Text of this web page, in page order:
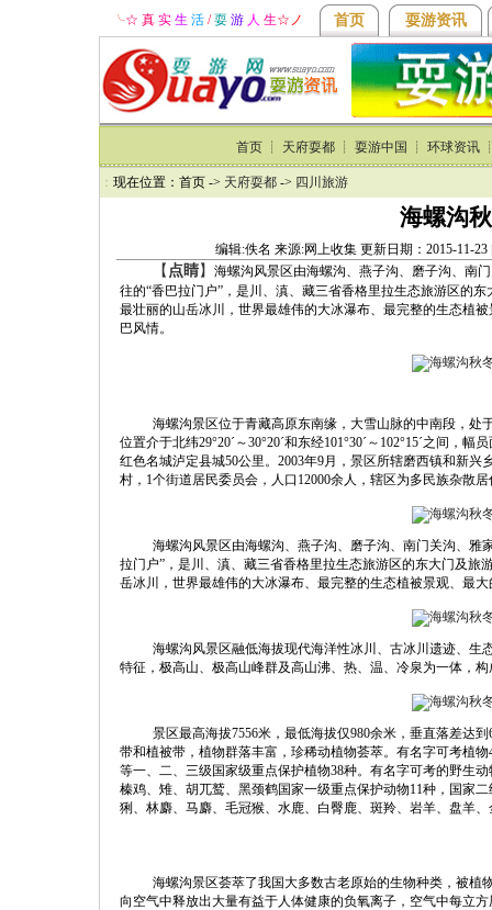
╰☆ 真 实 生 活 /耍 游人 生☆ ノ 首页 耍游资讯
首页 ┊ 天府耍都 ┊ 耍游中国 ┊ 环球资讯
： 现在位置：首页 -> 天府耍都 -> 四川旅游
海螺沟
编辑:佚名 来源:网上收集 更新日期：2015-11-
【 点睛】 海螺沟风景区由海螺沟、燕子沟、磨子沟、南
往的“香巴拉门户”，是川、滇、藏三省香格里拉生态旅游区的
最壮丽的山岳冰川，世界最雄伟的大冰瀑布、最完整的生态植
巴风情。
海螺沟景区位于青藏高原东南缘，大雪山脉的中南段，
位置介于北纬29°20´～30°20´和东经101°30´～102°15´之间，
红色名城泸定县城50公里。2003年9月，景区所辖磨西镇和新
村，1个街道居民委员会，人口12000余人，辖区为多民族杂散
海螺沟风景区由海螺沟、燕子沟、磨子沟、南门关沟、雅
拉门户”，是川、滇、藏三省香格里拉生态旅游区的东大门及
岳冰川，世界最雄伟的大冰瀑布、最完整的生态植被景观、最
海螺沟风景区融低海拔现代海洋性冰川、古冰川遗迹、
特征，极高山、极高山峰群及高山沸、热、温、冷泉为一体，
景区最高海拔7556米，最低海拔仅980余米，垂直落差达
带和植被带，植物群落丰富，珍稀动植物荟萃。有名字可考植
等一、二、三级国家级重点保护植物38种。有名字可考的野生
榛鸡、雉、胡兀鹫、黑颈鹤国家一级重点保护动物11种，国家
猁、林麝、马麝、毛冠猴、水鹿、白臀鹿、斑羚、岩羊、盘羊
海螺沟景区荟萃了我国大多数古老原始的生物种类，被植
向空气中释放出大量有益于人体健康的负氧离子，空气中每立